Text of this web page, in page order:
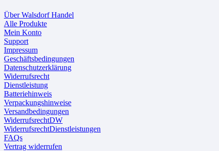
Über Walsdorf Handel
Alle Produkte
Mein Konto
Support
Impressum
Geschäftsbedingungen
Datenschutzerklärung
Widerrufsrecht
Dienstleistung
Batteriehinweis
Verpackungshinweise
Versandbedingungen
WiderrufsrechtDW
WiderrufsrechtDienstleistungen
FAQs
Vertrag widerrufen